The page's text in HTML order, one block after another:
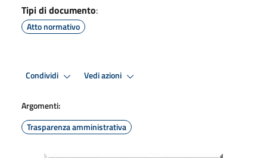
Tipi di documento:
Atto normativo
Condividi Vedi azioni
Argomenti:
Trasparenza amministrativa